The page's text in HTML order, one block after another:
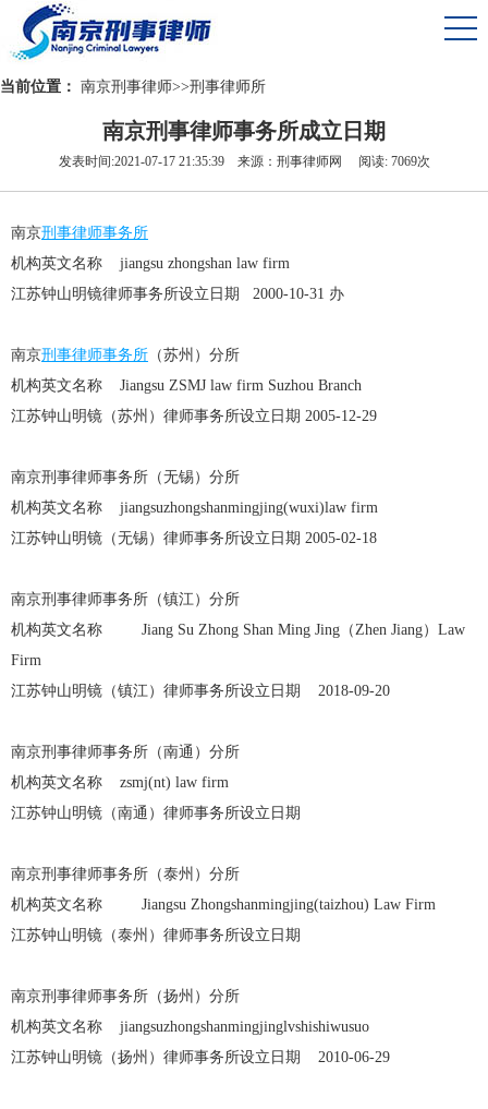
当前位置： 南京刑事律师>>刑事律师所
南京刑事律师事务所成立日期
发表时间:2021-07-17 21:35:39 来源：刑事律师网 阅读: 7069次
南京刑事律师事务所
机构英文名称 jiangsu zhongshan law firm
江苏钟山明镜律师事务所设立日期 2000-10-31 办
南京刑事律师事务所 （苏州）分所
机构英文名称 Jiangsu ZSMJ law firm Suzhou Branch
江苏钟山明镜（苏州）律师事务所设立日期 2005-12-29
南京刑事律师事务所（无锡）分所
机构英文名称 jiangsuzhongshanmingjing(wuxi)law firm
江苏钟山明镜（无锡）律师事务所设立日期 2005-02-18
南京刑事律师事务所（镇江）分所
机构英文名称 Jiang Su Zhong Shan Ming Jing（Zhen Jiang）Law
Firm
江苏钟山明镜（镇江）律师事务所设立日期 2018-09-20
南京刑事律师事务所（南通）分所
机构英文名称 zsmj(nt) law firm
江苏钟山明镜（南通）律师事务所设立日期
南京刑事律师事务所（泰州）分所
机构英文名称 Jiangsu Zhongshanmingjing(taizhou) Law Firm
江苏钟山明镜（泰州）律师事务所设立日期
南京刑事律师事务所（扬州）分所
机构英文名称 jiangsuzhongshanmingjinglvshishiwusuo
江苏钟山明镜（扬州）律师事务所设立日期 2010-06-29